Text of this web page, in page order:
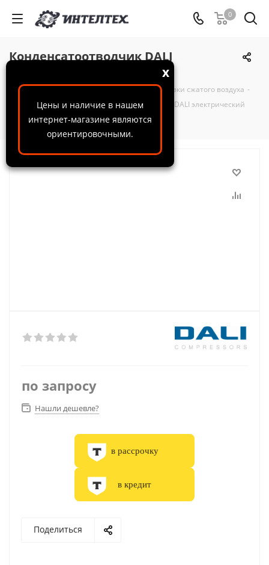
Цены и наличие в нашем
интернет-магазине являются
ориентировочными.
x
0
Конденсатоотводчик DALI
электрический RPT-16-04
ООО "ИнтелТех" - Каталог - Системы подготовки сжатого воздуха -
Конденсатоотводчики - Конденсатоотводчик DALI электрический
RPT-16-04
по запросу
Нашли дешевле?
в рассрочку
в кредит
Поделиться